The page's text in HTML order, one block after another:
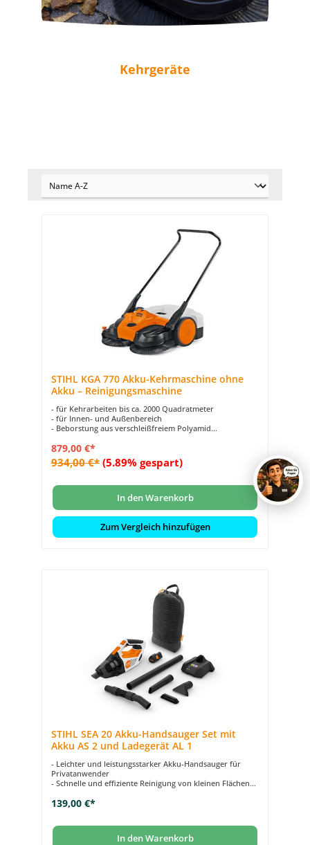
Kehrgeräte
STIHL KGA 770 Akku-Kehrmaschine ohne
Akku – Reinigungsmaschine
- für Kehrarbeiten bis ca. 2000 Quadratmeter
- für Innen- und Außenbereich
- Beborstung aus verschleißfreiem Polyamid
- OHNE AKKU UND LADEGERÄT
879,00 €*
934,00 €* (5.89% gespart)
In den Warenkorb
Zum Vergleich hinzufügen
STIHL SEA 20 Akku-Handsauger Set mit
Akku AS 2 und Ladegerät AL 1
- Leichter und leistungsstarker Akku-Handsauger für
Privatanwender
- Schnelle und effiziente Reinigung von kleinen Flächen
- Vielseitig verwendbar dank umfangreichem Zubehör
- Behälter schnell zu öffnen für einfache Entleerung und
139,00 €*
In den Warenkorb